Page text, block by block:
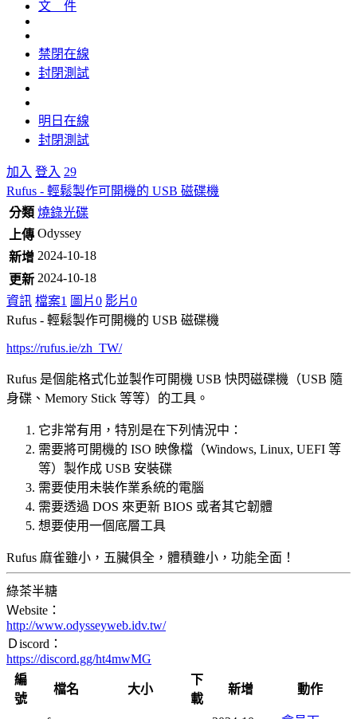
文 件
禁閉在線
封閉測試
明日在線
封閉測試
加入 登入 29
Rufus - 輕鬆製作可開機的 USB 磁碟機
分類 燒錄光碟
上傳 Odyssey
新增 2024-10-18
更新 2024-10-18
資訊 檔案1 圖片0 影片0
Rufus - 輕鬆製作可開機的 USB 磁碟機
https://rufus.ie/zh_TW/
Rufus 是個能格式化並製作可開機 USB 快閃磁碟機（USB 隨
身碟、Memory Stick 等等）的工具。
它非常有用，特別是在下列情況中：
需要將可開機的 ISO 映像檔（Windows, Linux, UEFI 等
等）製作成 USB 安裝碟
需要使用未裝作業系統的電腦
需要透過 DOS 來更新 BIOS 或者其它韌體
想要使用一個底層工具
Rufus 麻雀雖小，五臟俱全，體積雖小，功能全面！
綠茶半糖
Ｗebsite：
http://www.odysseyweb.idv.tw/
Ｄiscord：
https://discord.gg/ht4mwMG
編
號
檔名 大小
下
載
新增 動作